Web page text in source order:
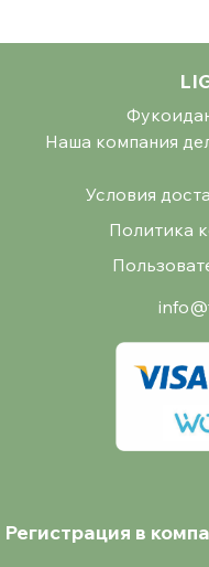
Наша компания
Условия
Политика
Регистрация в